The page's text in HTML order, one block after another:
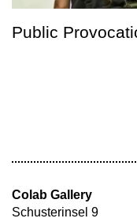
Public
Colab Gallery
Schusterinsel 9